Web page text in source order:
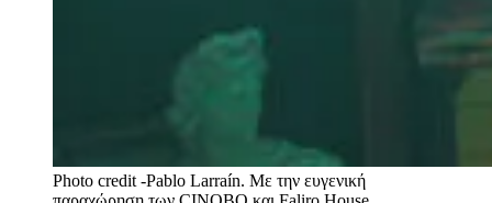
Photo credit -Pablo Larraín. Με την ευγενική